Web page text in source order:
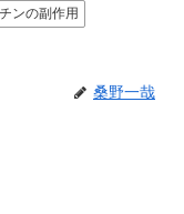
ンの副作用
桑野一哉